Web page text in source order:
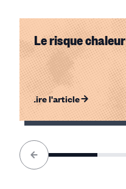
Le risque chaleur
Lire l'article